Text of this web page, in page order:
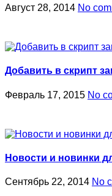
Август 28, 2014 No
Добавить в скрипт
Февраль 17, 2015 No
Новости и новинки
Сентябрь 22, 2014 No